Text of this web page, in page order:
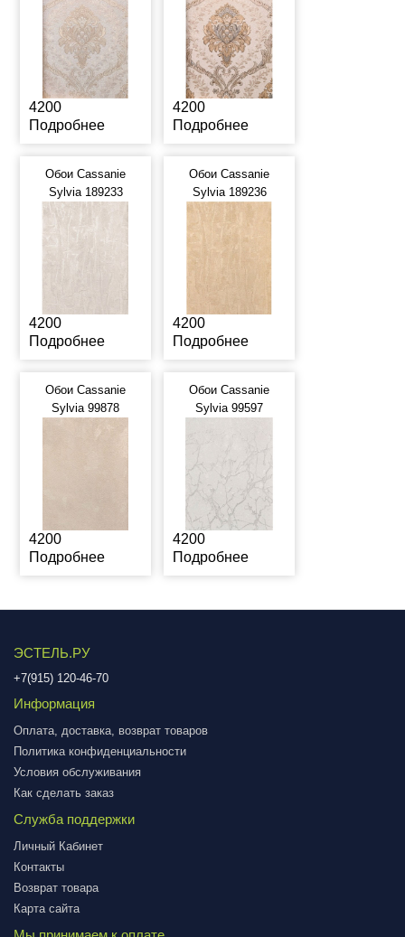
4200
Подробнее
4200
Подробнее
Обои Cassanie
Sylvia 189233
4200
Подробнее
Обои Cassanie
Sylvia 189236
4200
Подробнее
Обои Cassanie
Sylvia 99878
4200
Подробнее
Обои Cassanie
Sylvia 99597
4200
Подробнее
ЭСТЕЛЬ.РУ
+7(915) 120-46-70
Информация
Оплата, доставка, возврат товаров
Политика конфиденциальности
Условия обслуживания
Как сделать заказ
Служба поддержки
Личный Кабинет
Контакты
Возврат товара
Карта сайта